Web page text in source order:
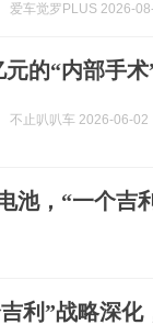
爱车觉罗PLUS 2026-
元的“内部手
不止叭叭车 2026-06-02
池，“一个吉
利”战略深